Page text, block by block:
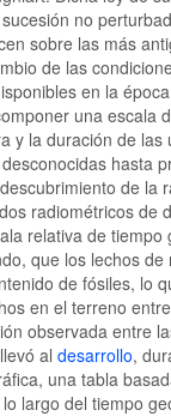
no
sobre las más
de las
en la
una escala
y la duración de las
hasta
de la
radiométricos de
relativa de tiempo
que los lechos de
de fósiles, lo
en el terreno
observada entre
al desarrollo,
una tabla
largo del tiempo